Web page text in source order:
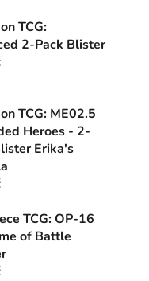
TCG:
2-Pack Blister
TCG: ME02.5
Heroes - 2-
Erika's
TCG: OP-16
of Battle